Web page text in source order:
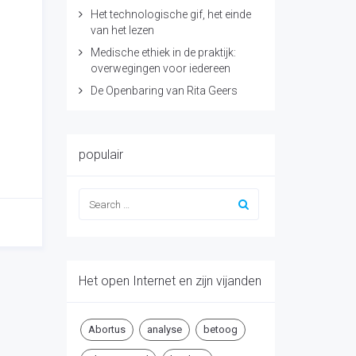
Het technologische gif, het einde
van het lezen
Medische ethiek in de praktijk:
overwegingen voor iedereen
De Openbaring van Rita Geers
populair
Het open Internet en zijn vijanden
Abortus analyse betoog